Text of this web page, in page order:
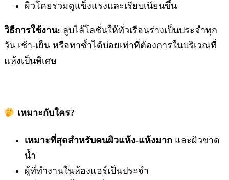
ผิวโดยรวมดูแข็งแรงและเรียบเนียนขึ้น
วิธีการใช้งาน: ลูบไล้โลชั่นให้ทั่วเรือนร่างเป็นประจำทุก
วัน เช้า-เย็น หรือทาซ้ำได้บ่อยเท่าที่ต้องการในบริเวณที่
แห้งเป็นพิเศษ
เหมาะกับใคร?
เหมาะที่สุดสำหรับคนผิวแห้ง-แห้งมาก และผิวขาด
น้ำ
ผู้ที่ทำงานในห้องแอร์เป็นประจำ